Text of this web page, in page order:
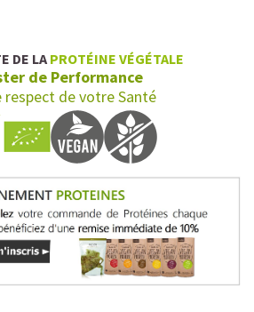
DE LA PROTÉINE VÉGÉTALE
de Performance
respect de votre Santé